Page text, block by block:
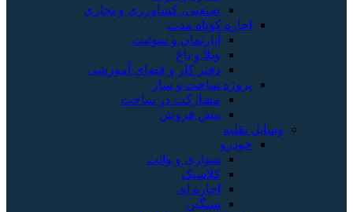
صنعتی، کشاورزی و تجاری
اجاره کوتاه مدت
آپارتمان و سوئیت
ویلا و باغ
دفتر کار و فضای آموزشی
پروژه ساخت و ساز
مشارکت در ساخت
پیش فروش
وسایل نقلیه
خودرو
سواری و وانت
کلاسیک
اجاره ای
سنگین